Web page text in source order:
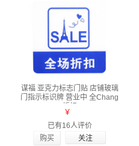
谋福 亚克力标志门贴 店铺玻璃
门指示标识牌 营业中 全Chang
￥
已有16人评价
购买